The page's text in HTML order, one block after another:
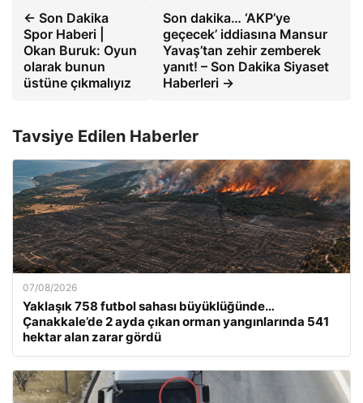
← Son Dakika
Spor Haberi |
Okan Buruk: Oyun
olarak bunun
üstüne çıkmalıyız
Son dakika… ‘AKP’ye
geçecek’ iddiasına Mansur
Yavaş’tan zehir zemberek
yanıt! – Son Dakika Siyaset
Haberleri →
Tavsiye Edilen Haberler
07/08/2026
Yaklaşık 758 futbol sahası büyüklüğünde…
Çanakkale’de 2 ayda çıkan orman yangınlarında 541
hektar alan zarar gördü